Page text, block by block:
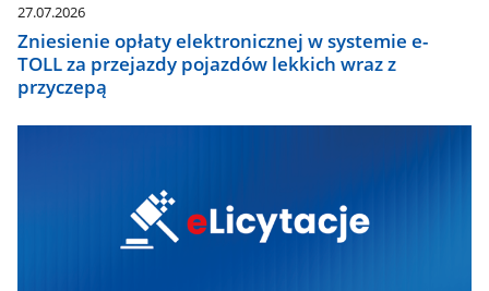
27.07.2026
Zniesienie opłaty elektronicznej w systemie e-
TOLL za przejazdy pojazdów lekkich wraz z
przyczepą